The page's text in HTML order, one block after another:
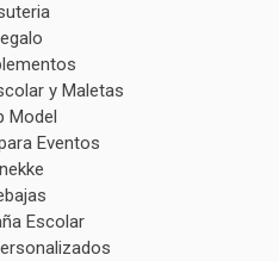
y Maletas
Model
Eventos
Escolar